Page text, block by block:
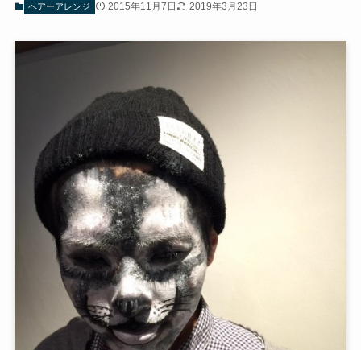
ヘアーアレンジ 2015年11月7日 2019年3月23日